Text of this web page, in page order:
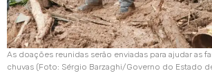
As doações reunidas serão enviadas para ajudar as
chuvas (Foto: Sérgio Barzaghi/Governo do Estado